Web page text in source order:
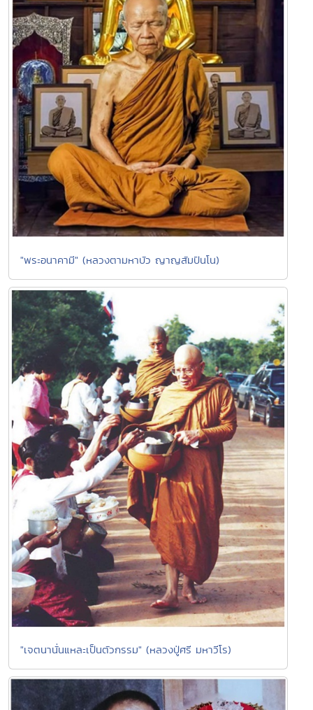
"พระอนาคามี" (หลวงตามหาบัว ญาญสัมปันโน)
"เจตนานั่นแหละเป็นตัวกรรม" (หลวงปู่ศรี มหาวีโร)